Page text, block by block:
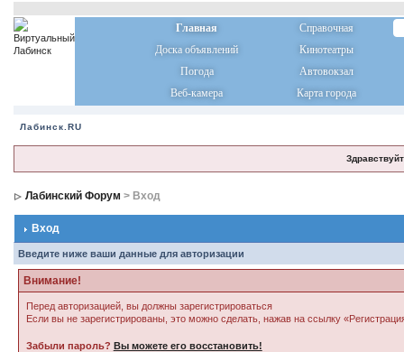
Главная
Справочная
Доска объявлений
Кинотеатры
Погода
Автовокзал
Веб-камера
Карта города
Лабинск.RU
Лабинский Форум > Вход
Вход
Введите ниже ваши данные для авторизации
Внимание!
Перед авторизацией, вы должны зарегистрироваться
Если вы не зарегистрированы, это можно сделать, нажав на ссылку
Забыли пароль? Вы можете его восстановить!